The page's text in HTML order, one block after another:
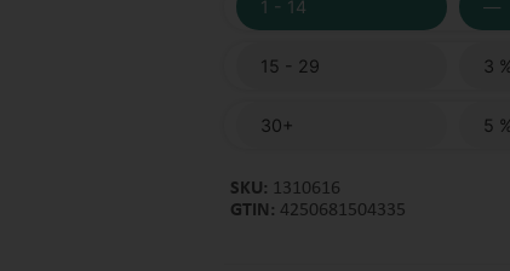
1 - 14 —
15 - 29 3
30+ 5
SKU: 1310616
GTIN: 4250681504335